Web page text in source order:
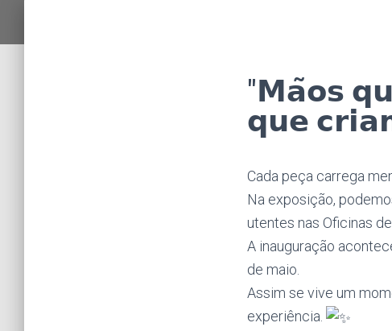
"𝗠𝗮̃𝗼𝘀
𝗾𝘂𝗲
Cada peça carrega
Na exposição,
utentes nas Oficinas
A inauguração
de maio.
Assim se vive um
experiência.